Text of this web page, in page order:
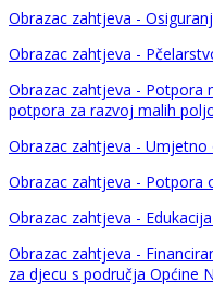
Obrazac zahtjeva -
Obrazac zahtjeva -
Obrazac zahtjeva - Potpora
potpora za razvoj malih
Obrazac zahtjeva -
Obrazac zahtjeva - Potpora
Obrazac zahtjeva -
Obrazac zahtjeva -
za djecu s područja Općine